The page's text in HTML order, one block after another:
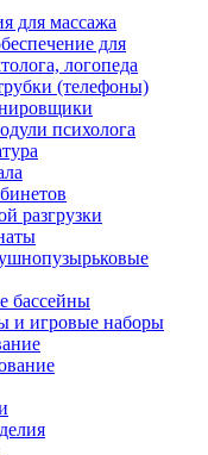
для массажа
для
логопеда
(телефоны)
психолога
разгрузки
бассейны
и игровые наборы